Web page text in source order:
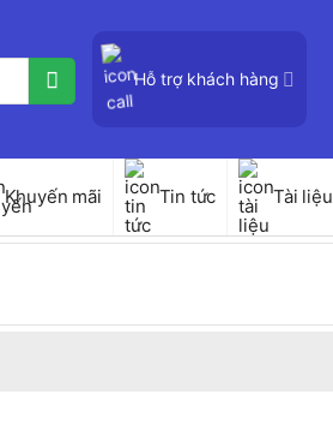
Hỗ trợ khách hàng
Khuyến mãi Tin tức Tài liệu